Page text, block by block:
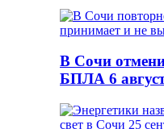
В Сочи
БПЛА 6